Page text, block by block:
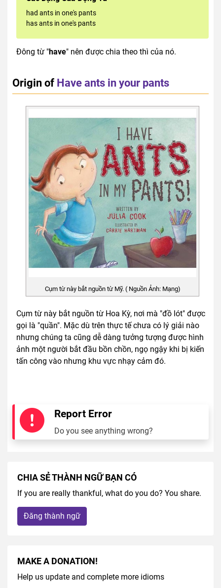
had ants in one's pants
has ants in one's pants
Đông từ "have" nên được chia theo thì của nó.
Origin of Have ants in your pants
Cụm từ này bắt nguồn từ Mỹ. ( Nguồn Ảnh: Mạng)
Cụm từ này bắt nguồn từ Hoa Kỳ, nơi mà "đồ lót" được
gọi là "quần". Mặc dù trên thực tế chưa có lý giải nào
nhưng chúng ta cũng dễ dàng tưởng tượng được hình
ảnh một người bắt đầu bồn chồn, ngọ ngậy khi bị kiến
tấn công vào nhưng khu vực nhạy cảm đó.
Report Error
Do you see anything wrong?
CHIA SẺ THÀNH NGỮ BẠN CÓ
If you are really thankful, what do you do? You share.
Đăng thành ngữ
MAKE A DONATION!
Help us update and complete more idioms